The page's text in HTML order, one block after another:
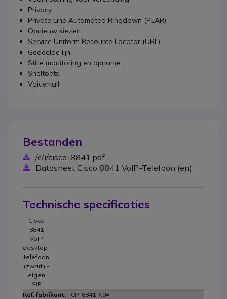
Privacy
Private Line Automated Ringdown (PLAR)
Opnieuw kiezen
Service Uniform Resource Locator (URL)
Gedeelde lijn
Stille monitoring en opname
Sneltoets
Voicemail
Bestanden
/c/i/cisco-8841.pdf
Datasheet Cisco 8841 VoIP-Telefoon (en)
Technische specificaties
Cisco
8841
VoIP
desktop-
telefoon
(zwart) -
eigen
SIP
CP-8841-K9=